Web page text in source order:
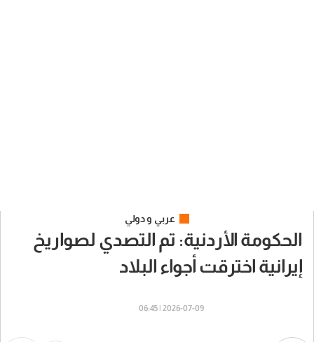
عربي و دولي
الحكومة الأردنية: تم التصدي لصواريخ
إيرانية اخترقت أجواء البلاد
2026-07-09 | 06:45